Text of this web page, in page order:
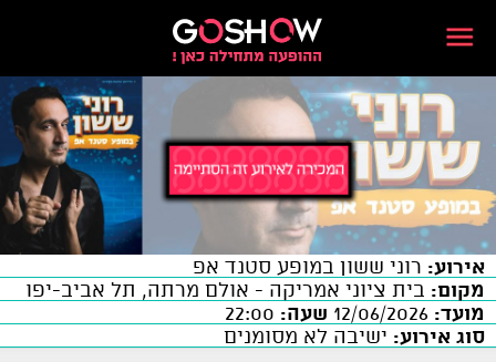
אירוע: רוני ששון במופע סטנד אפ
מקום: בית ציוני אמריקה - אולם מרתה, תל אביב-יפו
מועד:
שעה:
סוג אירוע: ישיבה לא מסומנים